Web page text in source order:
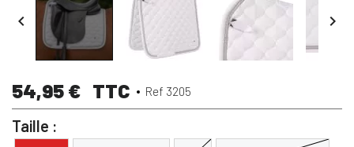
 
54,95 € TTC Ref 3205
Taille :